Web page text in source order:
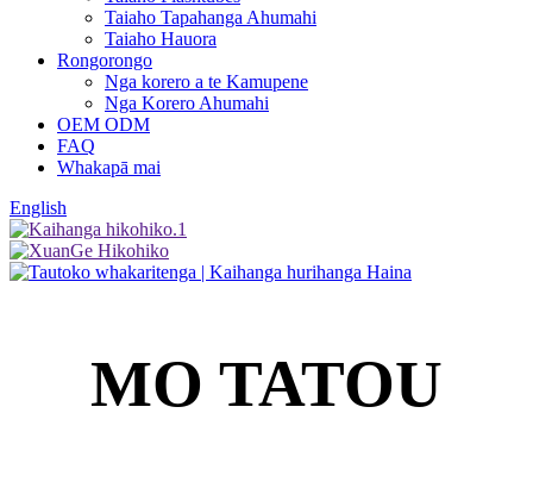
Taiaho Tapahanga Ahumahi
Taiaho Hauora
Rongorongo
Nga korero a te Kamupene
Nga Korero Ahumahi
OEM ODM
FAQ
Whakapā mai
English
MO TATOU